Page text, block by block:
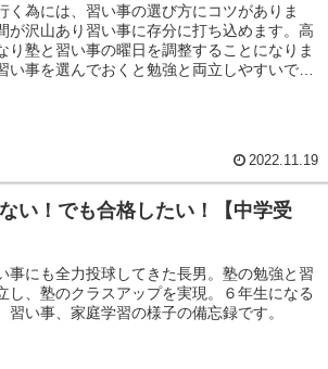
く為には、習い事の選び方にコツがありま
が沢山あり習い事に存分に打ち込めます。高
り塾と習い事の曜日を調整することになりま
い事を選んでおくと勉強と両立しやすいで
2022.11.19
い！でも合格したい！【中学受
事にも全力投球してきた長男。塾の勉強と習
し、塾のクラスアップを実現。６年生になる
習い事、家庭学習の様子の備忘録です。